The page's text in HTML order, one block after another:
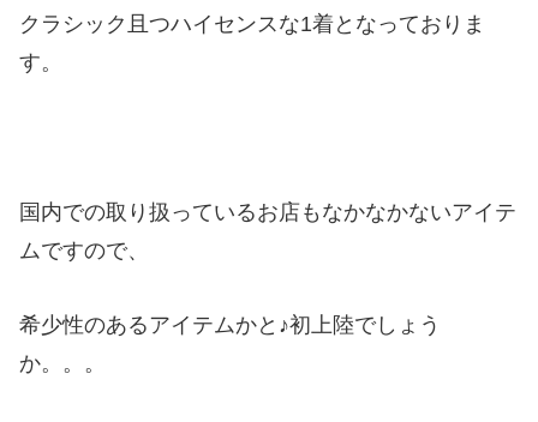
クラシック且つハイセンスな1着となっておりま
す。
国内での取り扱っているお店もなかなかないアイテ
ムですので、
希少性のあるアイテムかと♪初上陸でしょう
か。。。